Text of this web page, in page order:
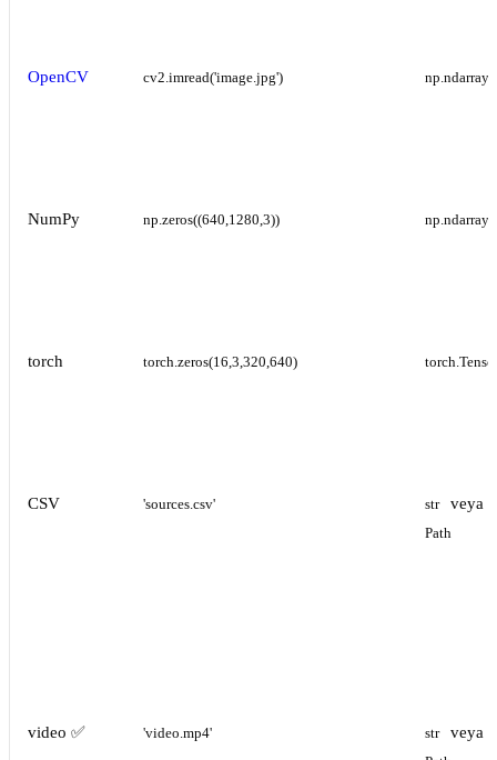
OpenCV cv2.imread('image.jpg') np.ndarray
NumPy np.zeros((640,1280,3)) np.ndarray
torch torch.zeros(16,3,320,640)
CSV 'sources.csv' str veya
Path
video ✅ 'video.mp4' str veya